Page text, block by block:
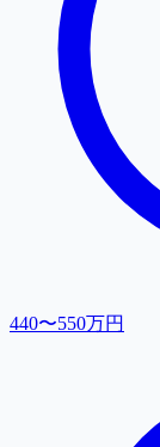
440〜550万円